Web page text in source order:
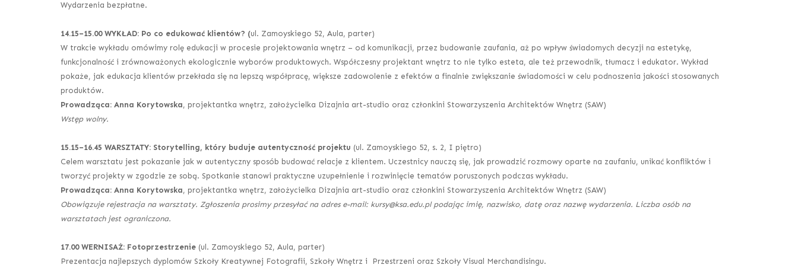
Wydarzenia bezpłatne.
14.15–15.00 WYKŁAD: Po co edukować klientów? (ul. Zamoyskiego 52, Aula, parter)
W trakcie wykładu omówimy rolę edukacji w procesie projektowania wnętrz – od komunikacji, przez budowanie zaufania, aż po wpływ świadomych decyzji na estetykę,
funkcjonalność i zrównoważonych ekologicznie wyborów produktowych. Współczesny projektant wnętrz to nie tylko esteta, ale też przewodnik, tłumacz i edukator. Wykład
pokaże, jak edukacja klientów przekłada się na lepszą współpracę, większe zadowolenie z efektów a finalnie zwiększanie świadomości w celu podnoszenia jakości stosowanych
produktów.
Prowadząca: Anna Korytowska, projektantka wnętrz, założycielka Dizajnia art-studio oraz członkini Stowarzyszenia Architektów Wnętrz (SAW)
Wstęp wolny.
15.15–16.45 WARSZTATY: Storytelling, który buduje autentyczność projektu (ul. Zamoyskiego 52, s. 2, I piętro)
Celem warsztatu jest pokazanie jak w autentyczny sposób budować relacje z klientem. Uczestnicy nauczą się, jak prowadzić rozmowy oparte na zaufaniu, unikać konfliktów i
tworzyć projekty w zgodzie ze sobą. Spotkanie stanowi praktyczne uzupełnienie i rozwinięcie tematów poruszonych podczas wykładu.
Prowadząca: Anna Korytowska, projektantka wnętrz, założycielka Dizajnia art-studio oraz członkini Stowarzyszenia Architektów Wnętrz (SAW)
Obowiązuje rejestracja na warsztaty. Zgłoszenia prosimy przesyłać na adres e-mail: kursy@ksa.edu.pl podając imię, nazwisko, datę oraz nazwę wydarzenia. Liczba osób na
warsztatach jest ograniczona.
17.00 WERNISAŻ: Fotoprzestrzenie (ul. Zamoyskiego 52, Aula, parter)
Prezentacja najlepszych dyplomów Szkoły Kreatywnej Fotografii, Szkoły Wnętrz i Przestrzeni oraz Szkoły Visual Merchandisingu.